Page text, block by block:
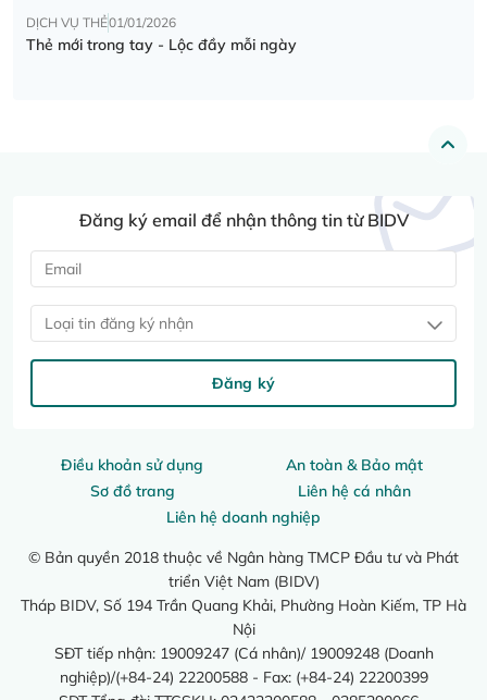
DỊCH VỤ THẺ01/01/2026
Thẻ mới trong tay - Lộc đầy mỗi ngày
Điều khoản sử dụng
An toàn & Bảo mật
Sơ đồ trang
Liên hệ cá nhân
Liên hệ doanh nghiệp
© Bản quyền 2018 thuộc về Ngân hàng TMCP Đầu tư và Phát
triển Việt Nam (BIDV)
Tháp BIDV, Số 194 Trần Quang Khải, Phường Hoàn Kiếm, TP Hà
Nội
SĐT tiếp nhận: 19009247 (Cá nhân)/ 19009248 (Doanh
nghiệp)/(+84-24) 22200588 - Fax: (+84-24) 22200399
Đăng ký email để nhận thông tin từ BIDV
Loại tin đăng ký nhận
Đăng ký